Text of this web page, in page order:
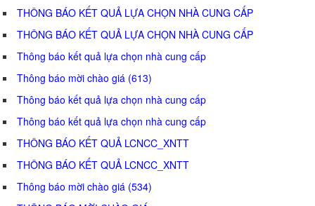
THÔNG BÁO KẾT QUẢ LỰA CHỌN NHÀ CUNG CẤP
THÔNG BÁO KẾT QUẢ LỰA CHỌN NHÀ CUNG CẤP
Thông báo kết quả lựa chọn nhà cung cấp
Thông báo mời chào giá (613)
Thông báo kết quả lựa chọn nhà cung cấp
Thông báo kết quả lựa chọn nhà cung cấp
THÔNG BÁO KẾT QUẢ LCNCC_XNTT
THÔNG BÁO KẾT QUẢ LCNCC_XNTT
Thông báo mời chào giá (534)